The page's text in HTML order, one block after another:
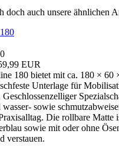
doch auch unsere ähnlichen
EUR
180 bietet mit ca. 180 × 60
Unterlage für
sowie
Die rollbare Matte
sowie mit oder ohne
verstauen.